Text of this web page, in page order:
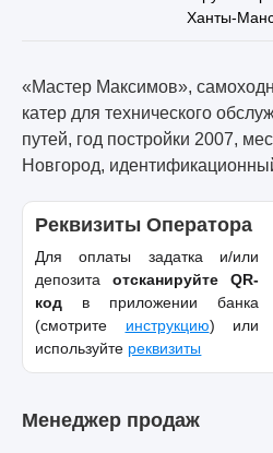
Ханты-
«Мастер Максимов»,
катер для технического
путей, год постройки 2007,
Новгород,
Реквизиты Оператора
Для оплаты задатка и/или
депозита отсканируйте QR-
код в приложении банка
(смотрите инструкцию) или
используйте реквизиты
Менеджер продаж